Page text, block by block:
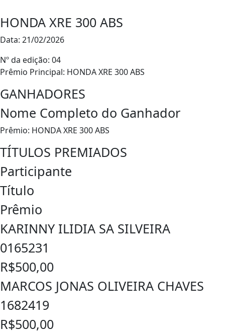
HONDA XRE 300 ABS
Data: 21/02/2026
Nº da edição: 04
Prêmio Principal: HONDA XRE 300 ABS
GANHADORES
Nome Completo do Ganhador
Prêmio: HONDA XRE 300 ABS
TÍTULOS PREMIADOS
Participante
Título
Prêmio
KARINNY ILIDIA SA SILVEIRA
0165231
R$500,00
MARCOS JONAS OLIVEIRA CHAVES
1682419
R$500,00